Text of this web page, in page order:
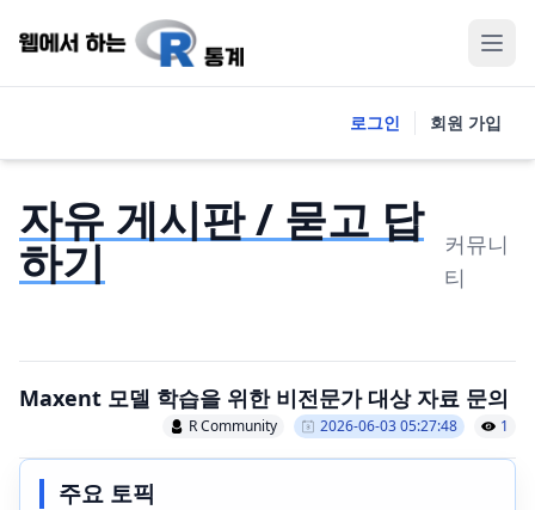
로그인 회원 가입
자유 게시판 / 묻고 답
하기
커뮤니
티
Maxent 모델 학습을 위한 비전문가 대상 자료 문의
R Community 2026-06-03 05:27:48 1
주요 토픽